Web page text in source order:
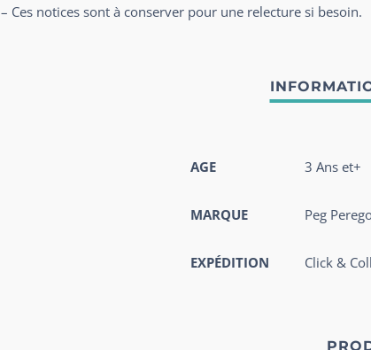
– Ces notices sont à conserver pour une relecture si besoin.
AGE 3 Ans et+
MARQUE Peg
EXPÉDITION Click &